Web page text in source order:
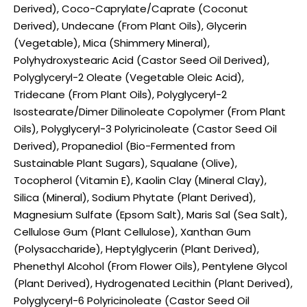
Derived), Coco-Caprylate/Caprate (Coconut
Derived), Undecane (From Plant Oils), Glycerin
(Vegetable), Mica (Shimmery Mineral),
Polyhydroxystearic Acid (Castor Seed Oil Derived),
Polyglyceryl-2 Oleate (Vegetable Oleic Acid),
Tridecane (From Plant Oils), Polyglyceryl-2
Isostearate/Dimer Dilinoleate Copolymer (From Plant
Oils), Polyglyceryl-3 Polyricinoleate (Castor Seed Oil
Derived), Propanediol (Bio-Fermented from
Sustainable Plant Sugars), Squalane (Olive),
Tocopherol (Vitamin E), Kaolin Clay (Mineral Clay),
Silica (Mineral), Sodium Phytate (Plant Derived),
Magnesium Sulfate (Epsom Salt), Maris Sal (Sea Salt),
Cellulose Gum (Plant Cellulose), Xanthan Gum
(Polysaccharide), Heptylglycerin (Plant Derived),
Phenethyl Alcohol (From Flower Oils), Pentylene Glycol
(Plant Derived), Hydrogenated Lecithin (Plant Derived),
Polyglyceryl-6 Polyricinoleate (Castor Seed Oil